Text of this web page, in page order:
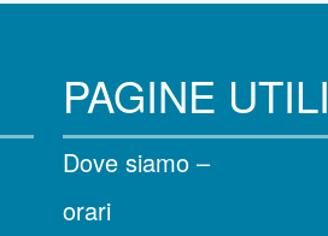
PAGINE UTILI
Dove siamo –
orari